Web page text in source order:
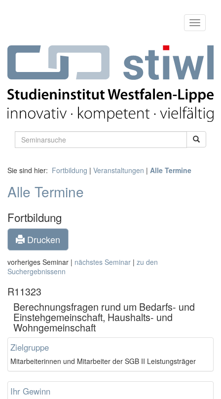
Sie sind hier: Fortbildung | Veranstaltungen | Alle Termine
Alle Termine
Fortbildung
Drucken
vorheriges Seminar | nächstes Seminar | zu den
Suchergebnissenn
R11323
Berechnungsfragen rund um Bedarfs- und
Einstehgemeinschaft, Haushalts- und
Wohngemeinschaft
Zielgruppe
Mitarbeiterinnen und Mitarbeiter der SGB II Leistungsträger
Ihr Gewinn